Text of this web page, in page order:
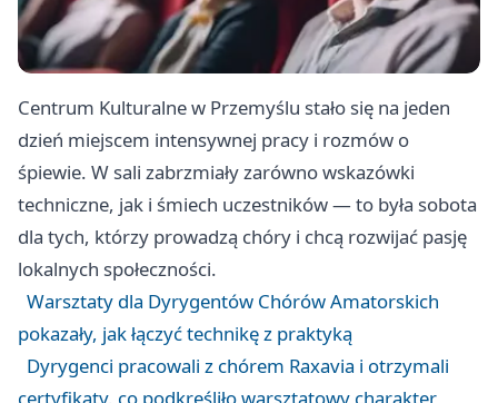
Centrum Kulturalne w Przemyślu stało się na jeden
dzień miejscem intensywnej pracy i rozmów o
śpiewie. W sali zabrzmiały zarówno wskazówki
techniczne, jak i śmiech uczestników — to była sobota
dla tych, którzy prowadzą chóry i chcą rozwijać pasję
lokalnych społeczności.
Warsztaty dla Dyrygentów Chórów Amatorskich
pokazały, jak łączyć technikę z praktyką
Dyrygenci pracowali z chórem Raxavia i otrzymali